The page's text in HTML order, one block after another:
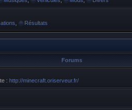
Résultats
Forums
: http://minecraft.oriserveur.fr/